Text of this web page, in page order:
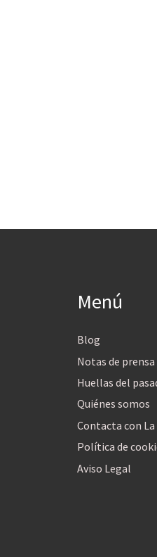
Menú
Blog
Notas de prensa
Huellas del
Quiénes somos
Contacta con
Política de
Aviso Legal